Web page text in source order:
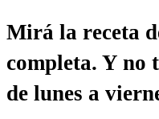
Mirá la receta
completa. Y no
de lunes a